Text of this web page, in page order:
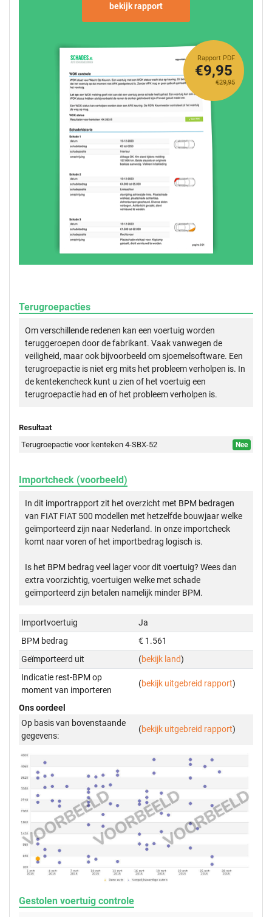
bekijk rapport
Rapport PDF
€29,95
€9,95
Terugroepacties
Om verschillende redenen kan een voertuig worden
teruggeroepen door de fabrikant. Vaak vanwegen de
veiligheid, maar ook bijvoorbeeld om sjoemelsoftware. Een
terugroepactie is niet erg mits het probleem verholpen is. In
de kentekencheck kunt u zien of het voertuig een
terugroepactie had en of het probleem verholpen is.
Resultaat
Terugroepactie voor kenteken 4-SBX-52
Nee
Importcheck (voorbeeld)
In dit importrapport zit het overzicht met BPM bedragen
van FIAT FIAT 500 modellen met hetzelfde bouwjaar welke
geïmporteerd zijn naar Nederland. In onze importcheck
komt naar voren of het importbedrag logisch is.
Is het BPM bedrag veel lager voor dit voertuig? Wees dan
extra voorzichtig, voertuigen welke met schade
geïmporteerd zijn betalen namelijk minder BPM.
Importvoertuig
Ja
BPM bedrag
€ 1.561
Geïmporteerd uit
(bekijk land)
Indicatie rest-BPM op
moment van importeren
(bekijk uitgebreid rapport)
Ons oordeel
Op basis van bovenstaande
gegevens:
(bekijk uitgebreid rapport)
Gestolen voertuig controle